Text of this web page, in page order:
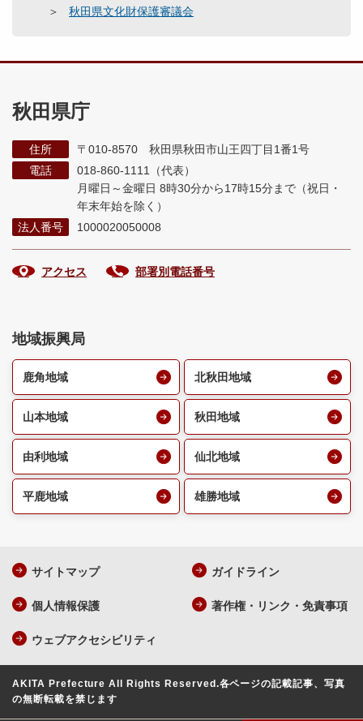
秋田県文化財保護審議会
秋田県庁
住所
〒010-8570 秋田県秋田市山王四丁目1番1号
電話
018-860-1111（代表）
月曜日～金曜日 8時30分から17時15分まで （祝日・
年末年始を除く）
法人番号
1000020050008
アクセス 部署別電話番号
地域振興局
鹿角地域 北秋田地域
山本地域 秋田地域
由利地域 仙北地域
平鹿地域 雄勝地域
サイトマップ ガイドライン
個人情報保護 著作権・リンク・免責事項
ウェブアクセシビリティ
AKITA Prefecture All Rights Reserved.各ページの記載記事、写真
の無断転載を禁じます